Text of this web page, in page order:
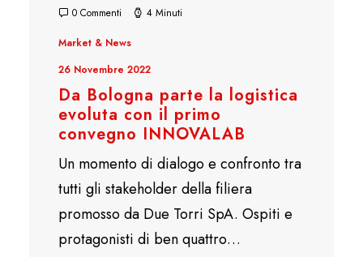
0 Commenti 4 Minuti
Market & News
26 Novembre 2022
Da Bologna parte la logistica
evoluta con il primo
convegno INNOVALAB
Un momento di dialogo e confronto tra
tutti gli stakeholder della filiera
promosso da Due Torri SpA. Ospiti e
protagonisti di ben quattro…